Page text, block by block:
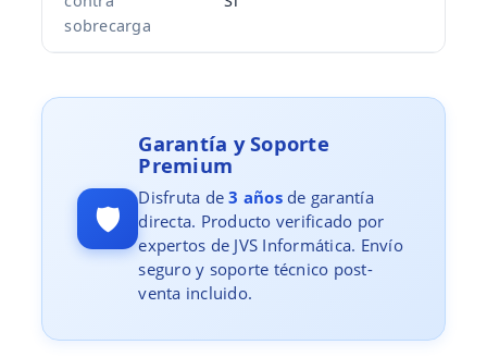
sobrecarga
🛡️
Garantía y Soporte
Premium
Disfruta de3 añosde garantía
directa. Producto verificado por
expertos de JVS Informática. Envío
seguro y soporte técnico post-
venta incluido.